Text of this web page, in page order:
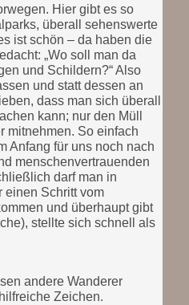
Hier gibt es so
überall sehenswerte
ist schön – da haben die
„Wo soll man da
und Schildern?“ Also
und statt dessen an
dass man sich überall
kann; nur den Müll
mitnehmen. So einfach
Anfang für uns noch nach
menschenvertrauenden
darf man in
einen Schritt vom
und überhaupt gibt
stellte sich schnell als
andere Wanderer
Zeichen.